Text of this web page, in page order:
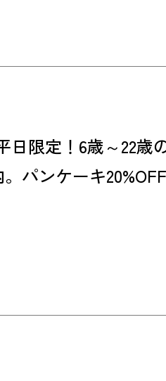
日限定！6歳～22歳
パンケーキ